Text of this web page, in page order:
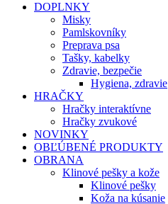
DOPLNKY
Misky
Pamlskovníky
Preprava psa
Tašky, kabelky
Zdravie, bezpečie
Hygiena, zdravie
HRAČKY
Hračky interaktívne
Hračky zvukové
NOVINKY
OBĽÚBENÉ PRODUKTY
OBRANA
Klinové pešky a kože
Klinové pešky
Koža na kúsanie